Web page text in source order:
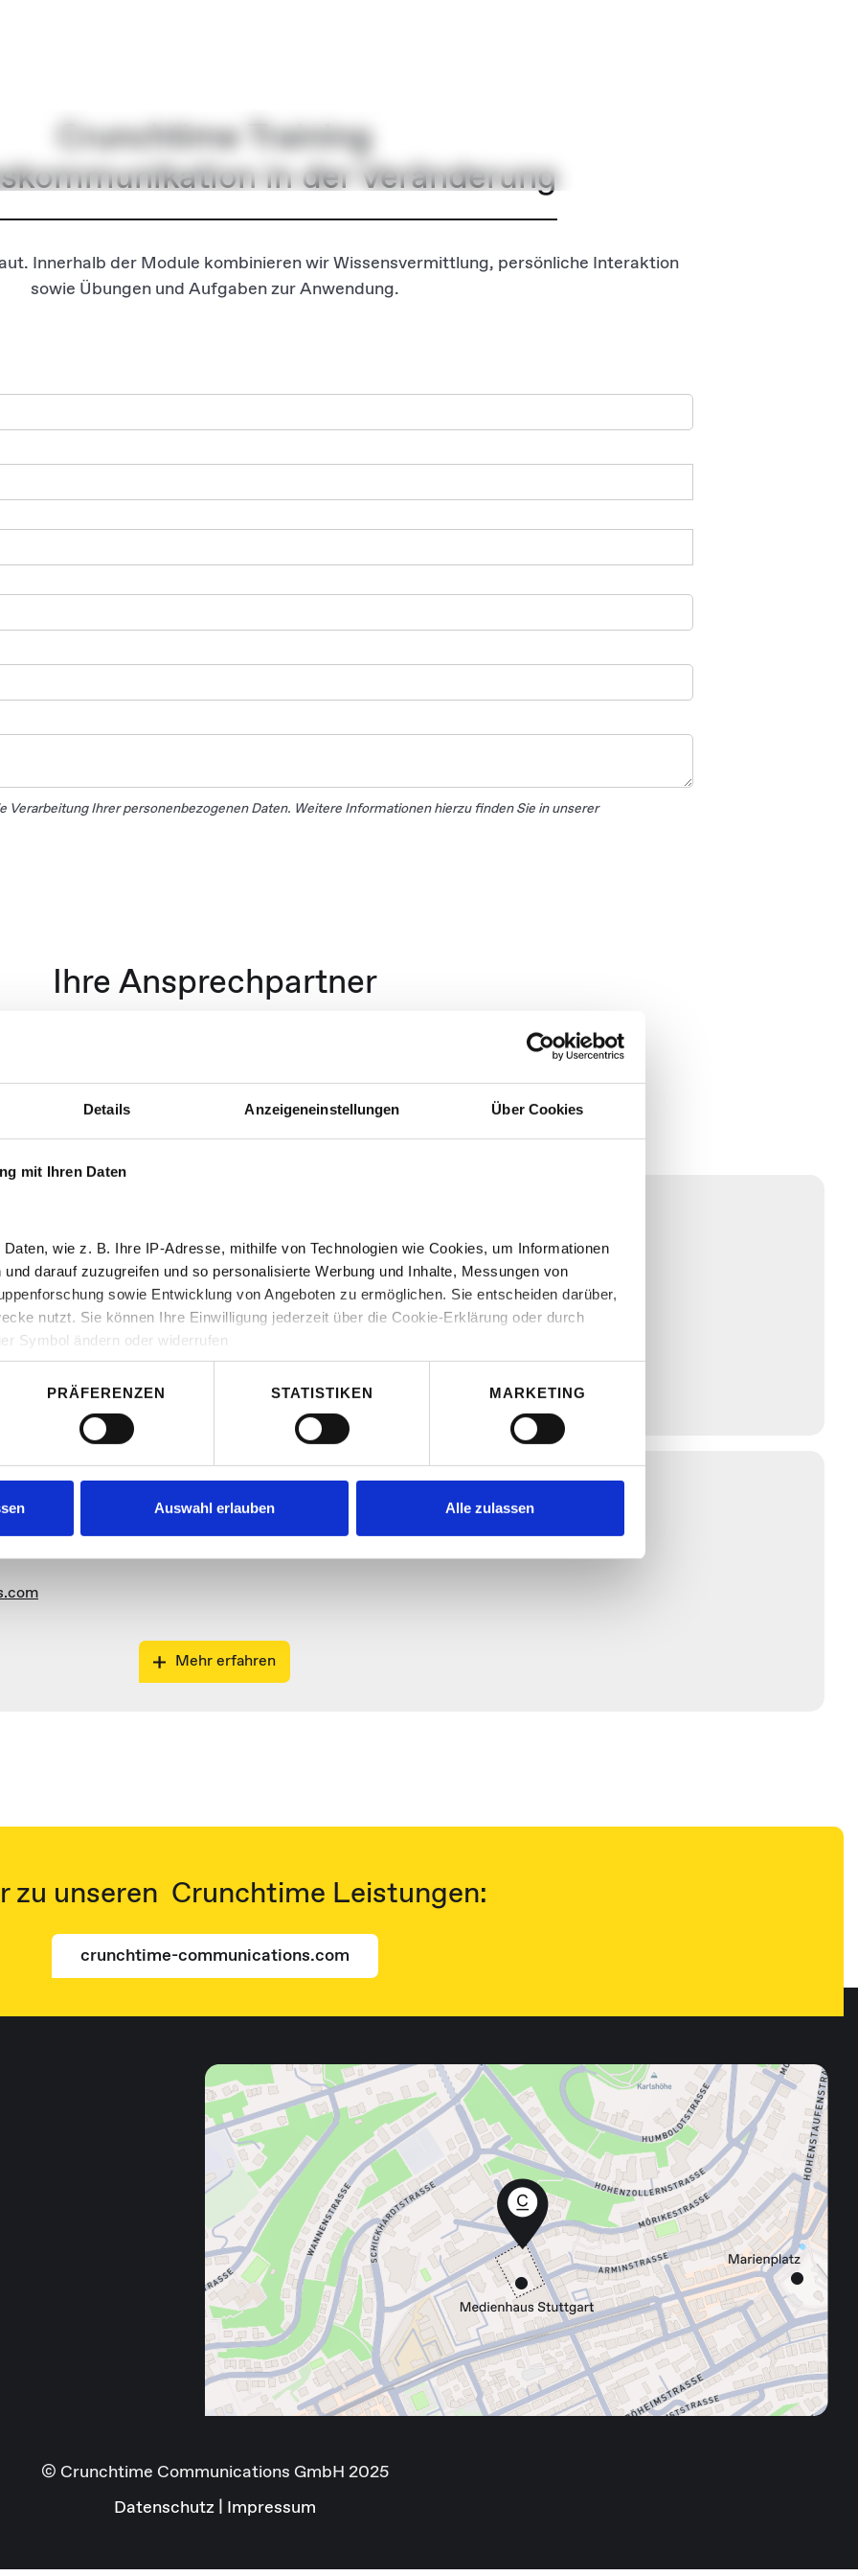
Details Anzeigeneinstellungen Über Cookies
mit Ihren Daten
wie z. B. Ihre IP-Adresse, mithilfe von Technologien wie Cookies, um Informationen
darauf zuzugreifen und so personalisierte Werbung und Inhalte, Messungen von
sowie Entwicklung von Angeboten zu ermöglichen. Sie entscheiden darüber,
nutzt. Sie können Ihre Einwilligung jederzeit über die Cookie-Erklärung oder durch
Symbol ändern oder widerrufen
wir auch gerne:
geografische Lage erfassen, welche bis auf einige Meter genau sein können
Scannen nach bestimmten Merkmalen (Fingerprinting) identifizieren
Ihre persönlichen Daten verarbeitet werden, und legen Sie Ihre Präferenzen im
Medien, Werbung und Analysen weiter. Unsere Partner führen diese Informationen
PRÄFERENZEN STATISTIKEN MARKETING
Auswahl erlauben Alle zulassen
Crunchtime Training
in der Veränderung
Innerhalb der Module kombinieren wir Wissensvermittlung, persönliche Interaktion
sowie Übungen und Aufgaben zur Anwendung.
Ihrer personenbezogenen Daten. Weitere Informationen hierzu finden Sie in unserer
Ihre Ansprechpartner
Expertise in der Krisen- und Veränderungskommunikation.
Mehr erfahren
Mehr erfahren
zu unseren Crunchtime Leistungen:
crunchtime-communications.com
© Crunchtime Communications GmbH 2025
Datenschutz| Impressum